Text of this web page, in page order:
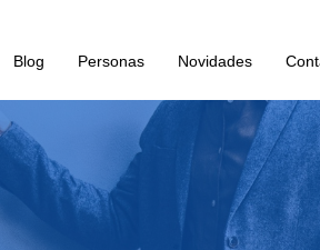
Blog Personas Novidades